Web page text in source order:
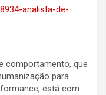
analista-de-
comportamento, que
para
está com